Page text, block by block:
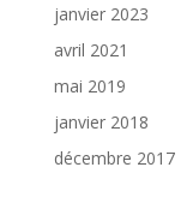
janvier 2023
avril 2021
mai 2019
janvier 2018
décembre 2017